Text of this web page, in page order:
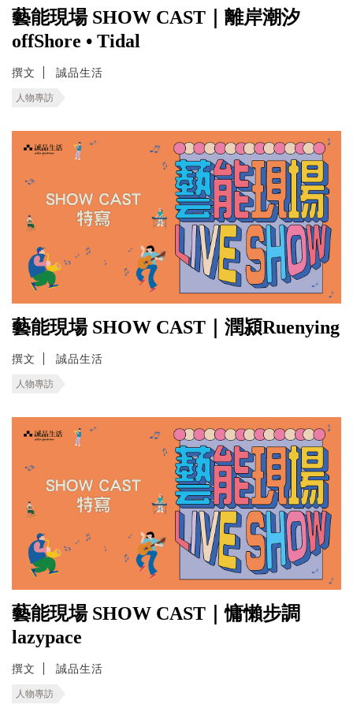
藝能現場 SHOW CAST｜離岸潮汐
offShore • Tidal
撰文 誠品生活
人物專訪
藝能現場 SHOW CAST｜潤潁Ruenying
撰文 誠品生活
人物專訪
藝能現場 SHOW CAST｜慵懶步調
lazypace
撰文 誠品生活
人物專訪